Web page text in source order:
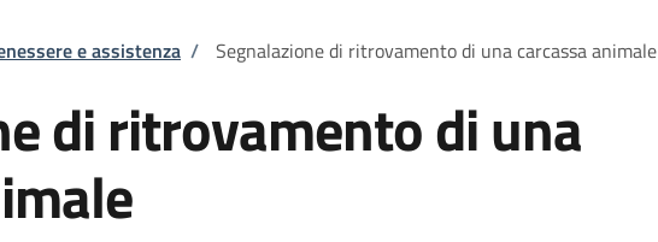
e assistenza / Segnalazione di ritrovamento di una carcassa animale
di ritrovamento di una